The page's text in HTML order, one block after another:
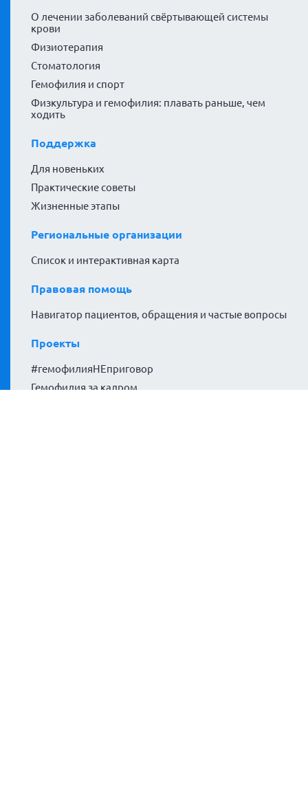
О лечении заболеваний свёртывающей системы
крови
Физиотерапия
Стоматология
Гемофилия и спорт
Физкультура и гемофилия: плавать раньше, чем
ходить
Поддержка
Для новеньких
Практические советы
Жизненные этапы
Региональные организации
Список и интерактивная карта
Правовая помощь
Навигатор пациентов, обращения и частые вопросы
Проекты
#гемофилияНЕприговор
Гемофилия за кадром